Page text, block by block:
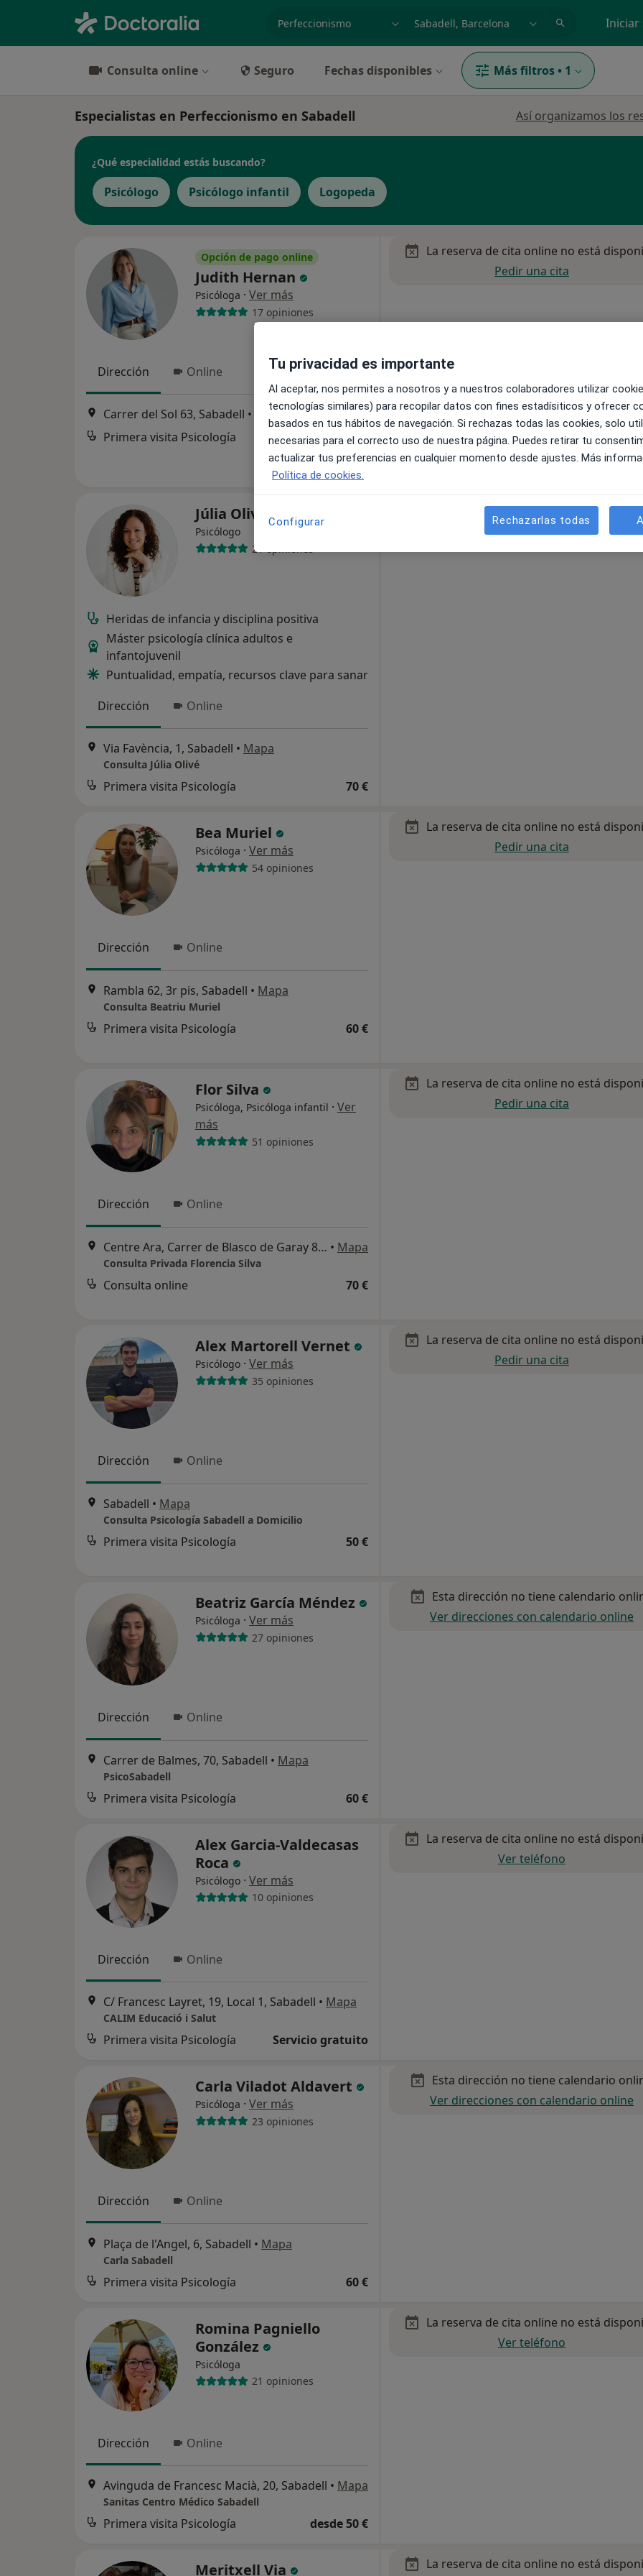
Iniciar
Consulta online Seguro Fechas disponibles Más filtros • 1
Especialistas en Perfeccionismo en Sabadell Así organizamos los
¿Qué especialidad estás buscando?
Psicólogo Psicólogo infantil Logopeda
Opción de pago online
Judith Hernan
Psicóloga · Ver más
17 opiniones
Dirección Online
Carrer del Sol 63, Sabadell •
Mapa
Primera visita Psicología
60 €
La reserva de cita online no está
Pedir una cita
Júlia Olivé Gato
Psicólogo
21 opiniones
Heridas de infancia y disciplina positiva
Máster psicología clínica adultos e
infantojuvenil
Puntualidad, empatía, recursos clave para sanar
Dirección
Online
Via Favència, 1, Sabadell • Mapa
Consulta Júlia Olivé
Primera visita Psicología 70 €
La reserva de cita online no está
Pedir una cita
Bea Muriel
Psicóloga · Ver más
54 opiniones
Dirección Online
Rambla 62, 3r pis, Sabadell • Mapa
Consulta Beatriu Muriel
Primera visita Psicología 60 €
La reserva de cita online no está
Pedir una cita
Flor Silva
Psicóloga, Psicóloga infantil · Ver
más
51 opiniones
Dirección Online
Centre Ara, Carrer de Blasco de Garay 84, Sabadell • Mapa
Consulta Privada Florencia Silva
Consulta online 70 €
La reserva de cita online no está
Pedir una cita
Alex Martorell Vernet
Psicólogo · Ver más
35 opiniones
Dirección Online
Sabadell • Mapa
Consulta Psicología Sabadell a Domicilio
Primera visita Psicología 50 €
La reserva de cita online no está
Pedir una cita
Beatriz García Méndez
Psicóloga · Ver más
27 opiniones
Dirección Online
Carrer de Balmes, 70, Sabadell • Mapa
PsicoSabadell
Primera visita Psicología 60 €
Esta dirección no tiene calendario
Ver direcciones con calendario online
Alex Garcia-Valdecasas
Roca
Psicólogo · Ver más
10 opiniones
Dirección Online
C/ Francesc Layret, 19, Local 1, Sabadell • Mapa
CALIM Educació i Salut
Primera visita Psicología Servicio gratuito
La reserva de cita online no está
Ver teléfono
Carla Viladot Aldavert
Psicóloga · Ver más
23 opiniones
Dirección Online
Plaça de l'Angel, 6, Sabadell • Mapa
Carla Sabadell
Primera visita Psicología 60 €
Esta dirección no tiene calendario
Ver direcciones con calendario online
Romina Pagniello
González
Psicóloga
21 opiniones
Dirección Online
Avinguda de Francesc Macià, 20, Sabadell • Mapa
Sanitas Centro Médico Sabadell
Primera visita Psicología desde 50 €
La reserva de cita online no está
Ver teléfono
Meritxell Via
La reserva de cita online no está
Tu privacidad es importante
Al aceptar, nos permites a nosotros y a nuestros colaboradores utilizar
tecnologías similares) para recopilar datos con fines estadísiticos y ofrecer
basados en tus hábitos de navegación. Si rechazas todas las cookies, solo
necesarias para el correcto uso de nuestra página. Puedes retirar tu
actualizar tus preferencias en cualquier momento desde ajustes. Más
Política de cookies.
Configurar Rechazarlas todas